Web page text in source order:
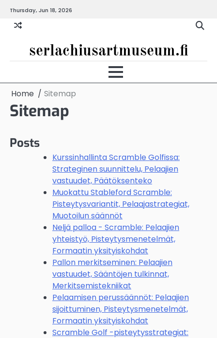
content
Thursday, Jun 18, 2026
serlachiusartmuseum.fi
Home Sitemap
Sitemap
Posts
Kurssinhallinta Scramble Golfissa:
Strateginen suunnittelu, Pelaajien
vastuudet, Päätöksenteko
Muokattu Stableford Scramble:
Pisteytysvariantit, Pelaajastrategiat,
Muotoilun säännöt
Neljä palloa - Scramble: Pelaajien
yhteistyö, Pisteytysmenetelmät,
Formaatin yksityiskohdat
Pallon merkitseminen: Pelaajien
vastuudet, Sääntöjen tulkinnat,
Merkitsemistekniikat
Pelaamisen perussäännöt: Pelaajien
sijoittuminen, Pisteytysmenetelmät,
Formaatin yksityiskohdat
Scramble Golf -pisteytysstrategiat: